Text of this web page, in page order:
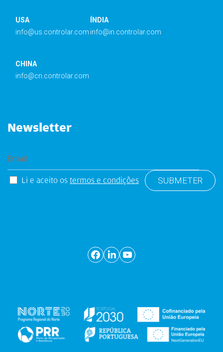
USA
info@us.controlar.com
ÍNDIA
info@in.controlar.com
CHINA
info@cn.controlar.com
Newsletter
Li e aceito os termos e condições